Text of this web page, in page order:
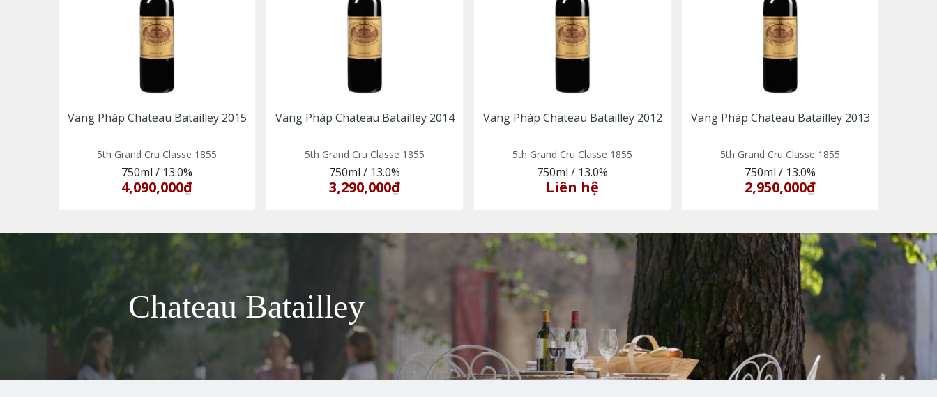
Vang Pháp Chateau Batailley 2015
5th Grand Cru Classe 1855
750ml / 13.0%
4,090,000₫
Vang Pháp Chateau Batailley 2014
5th Grand Cru Classe 1855
750ml / 13.0%
3,290,000₫
Vang Pháp Chateau Batailley 2012
5th Grand Cru Classe 1855
750ml / 13.0%
Liên hệ
Vang Pháp Chateau Batailley 2013
5th Grand Cru Classe 1855
750ml / 13.0%
2,950,000₫
Chateau Batailley